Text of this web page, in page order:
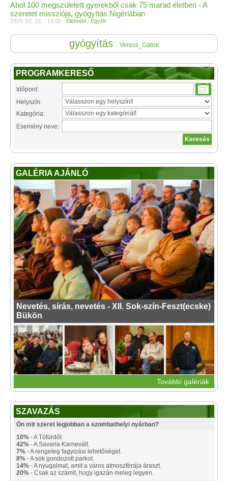
Ahol 100 megszületett gyerekből csak 75 marad életben - A
szeretet missziója, gyógyítás Nigériában
2020. 02. 18. - 19:00 - Életmód / Egyéb
gyógyítás Veress_Gábor
PROGRAMKERESŐ
Időpont:
Helyszín:
Kategória:
Esemény neve:
GALÉRIA AJÁNLÓ
Nevetés, sírás, nevetés - XII. Sok-szín-Feszt(ecske)
Bükön
További galériák
SZAVAZÁS
Ön mit szeret legjobban a szombathelyi nyárban?
10% - A Tófürdőt.
42% - A Savaria Karnevált.
7% - A rengeteg fagyizási lehetőséget.
8% - A sok gondozott parkot.
14% - A nyugalmat, amit a város atmoszférája áraszt.
20% - Csak az számít, hogy igazán meleg legyen.